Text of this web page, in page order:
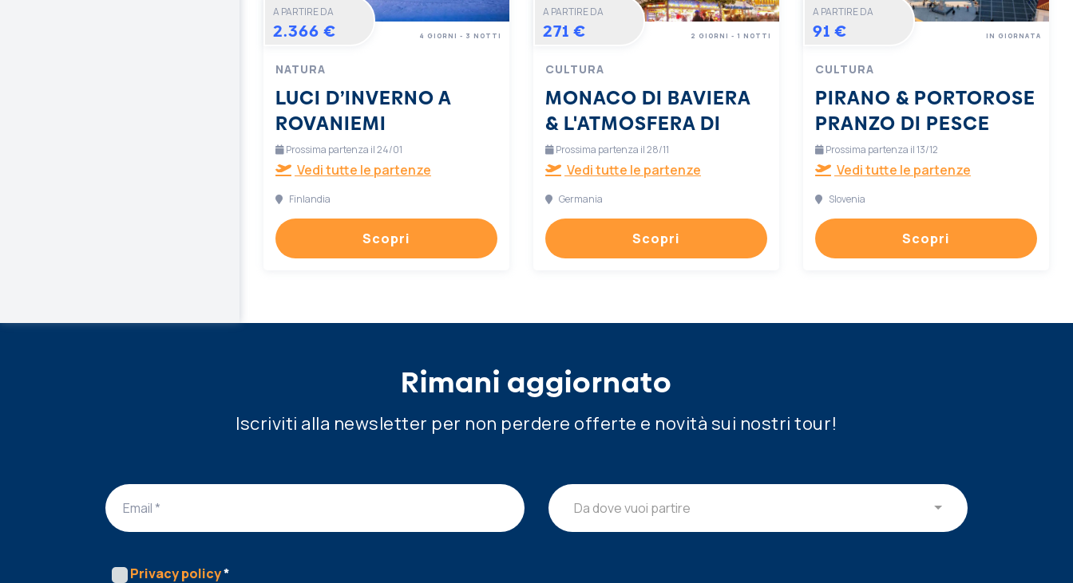
A PARTIRE DA
2.366 €
NATURA
LUCI D’INVERNO A
ROVANIEMI
4 GIORNI - 3 NOTTI
Prossima partenza il 24/01
Vedi tutte le partenze
Finlandia
Scopri
A PARTIRE DA
271 €
CULTURA
MONACO DI BAVIERA
& L'ATMOSFERA DI
NATALE
2 GIORNI - 1 NOTTI
Prossima partenza il 28/11
Vedi tutte le partenze
Germania
Scopri
A PARTIRE DA
91 €
CULTURA
PIRANO & PORTOROSE
PRANZO DI PESCE
IN GIORNATA
Prossima partenza il 13/12
Vedi tutte le partenze
Slovenia
Scopri
Rimani aggiornato
Iscriviti alla newsletter per non perdere offerte e novità sui nostri tour!
Da dove vuoi partire
Privacy policy*